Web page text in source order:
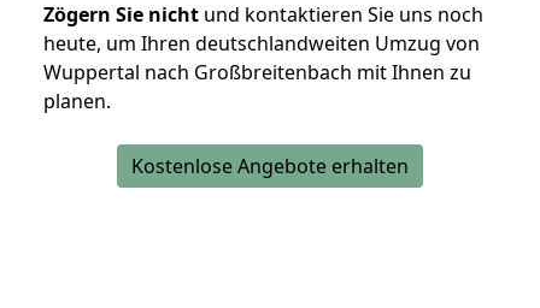
Zögern Sie nicht und kontaktieren Sie uns noch
heute, um Ihren deutschlandweiten Umzug von
Wuppertal nach Großbreitenbach mit Ihnen zu
planen.
Kostenlose Angebote erhalten